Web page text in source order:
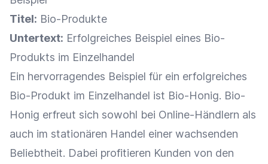
Titel: Bio-Produkte
Untertext: Erfolgreiches Beispiel eines Bio-
Produkts im Einzelhandel
Ein hervorragendes Beispiel für ein erfolgreiches
Bio-Produkt im Einzelhandel ist Bio-Honig. Bio-
Honig erfreut sich sowohl bei Online-Händlern als
auch im stationären Handel einer wachsenden
Beliebtheit. Dabei profitieren Kunden von den